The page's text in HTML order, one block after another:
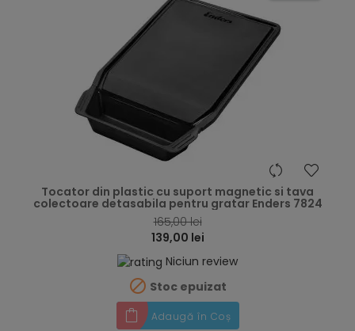
Tocator din plastic cu suport magnetic si tava
colectoare detasabila pentru gratar Enders 7824
165,00 lei
139,00 lei
Niciun review
 Stoc epuizat
Adaugă în Coș